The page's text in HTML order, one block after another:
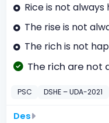
Rice is not always
The rise is not
The rich is not
The rich are not
PSC DSHE – UDA-2021
Des